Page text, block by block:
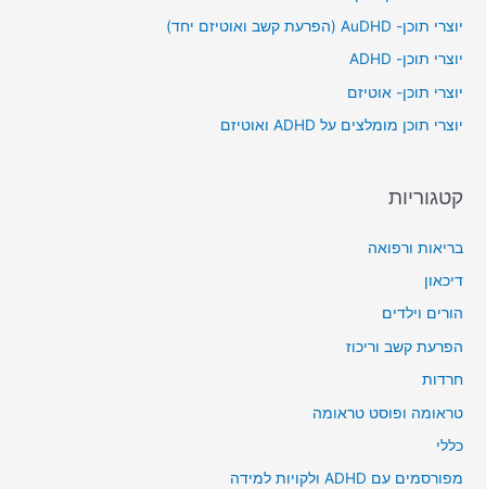
o
r
:
יוצרי תוכן- AuDHD (הפרעת קשב ואוטיזם יחד)
יוצרי תוכן- ADHD
יוצרי תוכן- אוטיזם
יוצרי תוכן מומלצים על ADHD ואוטיזם
קטגוריות
בריאות ורפואה
דיכאון
הורים וילדים
הפרעת קשב וריכוז
חרדות
טראומה ופוסט טראומה
כללי
מפורסמים עם ADHD ולקויות למידה